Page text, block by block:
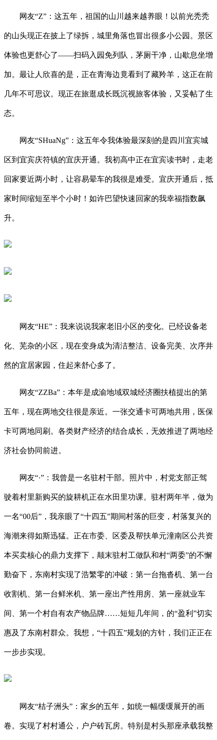
网友“Z”：这五年，祖国的山川越来越养眼！以前光秃秃
的山头现正在披上了绿拆，城里角落也冒出很多小公园。景区
体验也更舒心了——扫码入园免列队，茅厕干净，山歇息坐增
加。最让人欣喜的是，正在青海边竟看到了藏羚羊，这正在前
几年不可思议。现正在旅逛成长既沉视旅客体验，又妥帖了生
态。
网友“SHuaNg”：这五年令我体验最深刻的是四川宜宾城
区到宜宾庆符镇的宜庆开通。我初高中正在宜宾读书时，走老
回家要近两小时，让容易晕车的我很是难受。宜庆开通后，抵
家时间缩短至半个小时！如许巴望快速回家的我幸福指数飙
升。
网友“HE”：我来说说我家老旧小区的变化。已经设备老
化、芜杂的小区，现在变身成为清洁整洁、设备完美、次序井
然的宜居家园，住起来舒心多了。
网友“ZZBa”：本年是成渝地域双城经济圈扶植提出的第
五年，现在两地交往很是亲近。一张交通卡可两地共用，医保
卡可两地同刷。各类财产经济的结合成长，无效推进了两地经
济社会协同前进。
网友“·”：我曾是一名驻村干部。照片中，村党支部正驾
驶着村里新购买的旋耕机正在水田里功课。驻村两年半，做为
一名“00后”，我亲眼了“十四五”期间村落的巨变，村落复兴的
海潮来得如斯迅猛。正在市委、区委及帮扶单元潼南区公共资
本买卖核心的鼎力支撑下，颠末驻村工做队和村“两委”的不懈
勤奋下，东南村实现了浩繁零的冲破：第一台拖沓机、第一台
收割机、第一台鲜米机、第一座出产性用房、第一座就业车
间、第一个村自有农产物品牌……短短几年间，的“盈利”切实
惠及了东南村群众。我想，“十四五”规划的方针，我们正正在
一步步实现。
网友“桔子洲头”：家乡的五年，如统一幅缓缓展开的画
卷。实现了村村通公，户户砖瓦房。特别是村头那座承载我整